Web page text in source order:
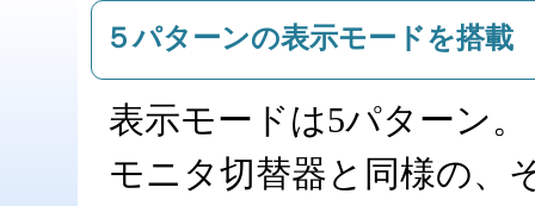
５パターンの表示モードを搭載
表示モードは5パターン。
モニタ切替器と同様の、